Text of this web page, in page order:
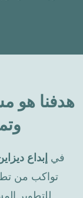
هدفنا هو
في إبداع
تواكب من
للتطوير